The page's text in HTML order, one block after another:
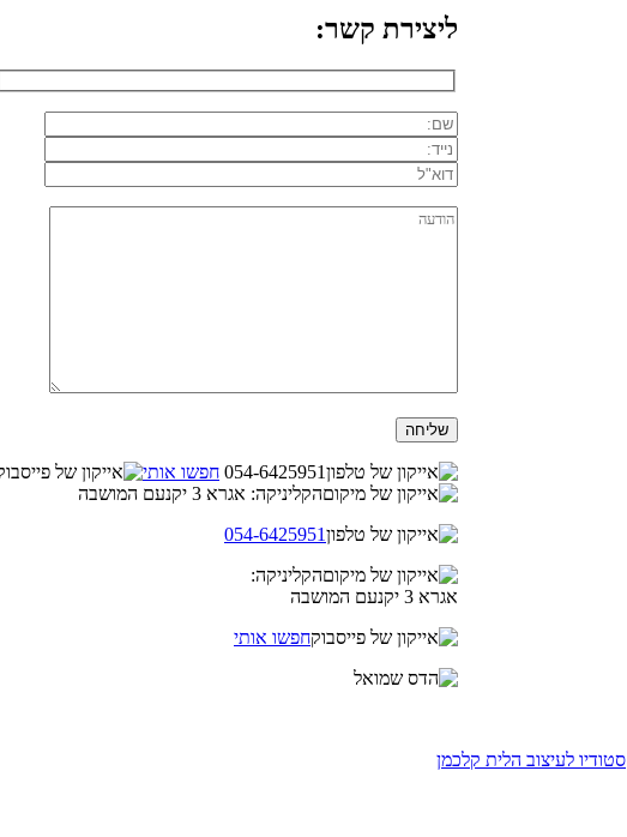
ליצירת קשר:
054-6425951 חפשו אותי
הקליניקה: אגרא 3 יקנעם המושבה
054-6425951
הקליניקה:
אגרא 3 יקנעם המושבה
חפשו אותי
סטודיו לעיצוב הלית קלכמן